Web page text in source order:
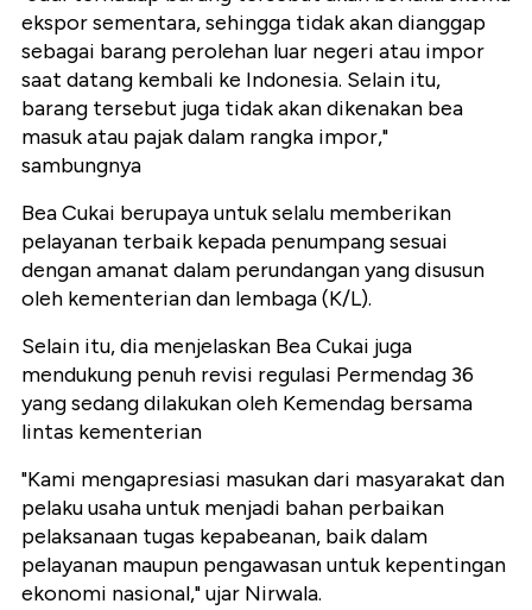
ekspor sementara, sehingga tidak akan dianggap
sebagai barang perolehan luar negeri atau impor
saat datang kembali ke Indonesia. Selain itu,
barang tersebut juga tidak akan dikenakan bea
masuk atau pajak dalam rangka impor,"
sambungnya
Bea Cukai berupaya untuk selalu memberikan
pelayanan terbaik kepada penumpang sesuai
dengan amanat dalam perundangan yang disusun
oleh kementerian dan lembaga (K/L).
Selain itu, dia menjelaskan Bea Cukai juga
mendukung penuh revisi regulasi Permendag 36
yang sedang dilakukan oleh Kemendag bersama
lintas kementerian
"Kami mengapresiasi masukan dari masyarakat dan
pelaku usaha untuk menjadi bahan perbaikan
pelaksanaan tugas kepabeanan, baik dalam
pelayanan maupun pengawasan untuk kepentingan
ekonomi nasional," ujar Nirwala.